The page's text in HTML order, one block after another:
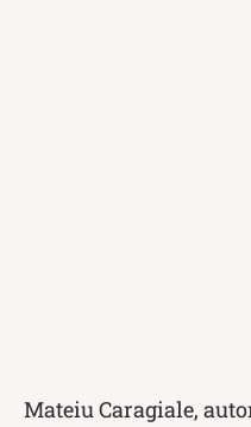
Mateiu Caragiale,